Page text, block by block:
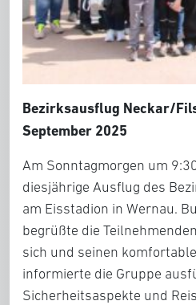
Bezirksausflug Neckar/
September 2025
Am Sonntagmorgen um
diesjährige Ausflug des
am Eisstadion in Wernau.
begrüßte die
sich und seinen
informierte die Gruppe
Sicherheitsaspekte und